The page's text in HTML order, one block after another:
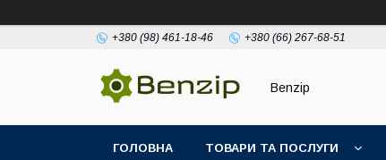
+380 (98) 461-18-46 +380 (66) 267-68-51
Benzip
ГОЛОВНА ТОВАРИ ТА ПОСЛУГИ